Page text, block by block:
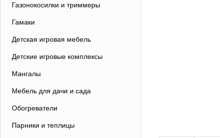
Газонокосилки и триммеры
Гамаки
Детская игровая мебель
Детские игровые комплексы
Мангалы
Мебель для дачи и сада
Обогреватели
Парники и теплицы